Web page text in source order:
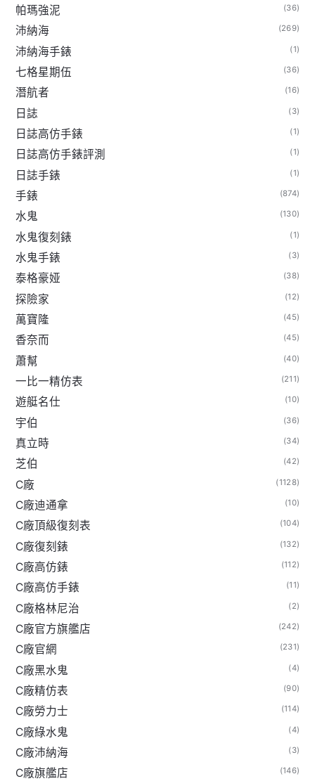
帕瑪強泥 (36)
沛納海 (269)
沛納海手錶 (1)
七格星期伍 (36)
潛航者 (16)
日誌 (3)
日誌高仿手錶 (1)
日誌高仿手錶評測 (1)
日誌手錶 (1)
手錶 (874)
水鬼 (130)
水鬼復刻錶 (1)
水鬼手錶 (3)
泰格豪娅 (38)
探險家 (12)
萬寶隆 (45)
香奈而 (45)
蕭幫 (40)
一比一精仿表 (211)
遊艇名仕 (10)
宇伯 (36)
真立時 (34)
芝伯 (42)
C廠 (1128)
C廠迪通拿 (10)
C廠頂級復刻表 (104)
C廠復刻錶 (132)
C廠高仿錶 (112)
C廠高仿手錶 (11)
C廠格林尼治 (2)
C廠官方旗艦店 (242)
C廠官網 (231)
C廠黑水鬼 (4)
C廠精仿表 (90)
C廠勞力士 (114)
C廠綠水鬼 (4)
C廠沛納海 (3)
C廠旗艦店 (146)